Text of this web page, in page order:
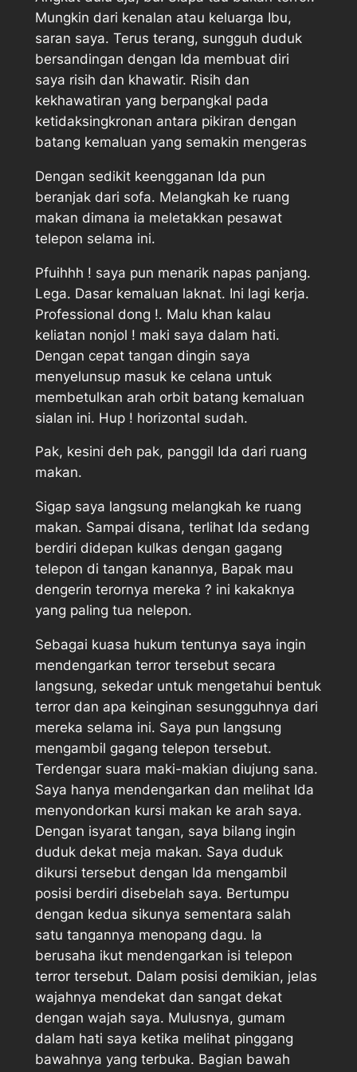
Mungkin dari kenalan atau keluarga Ibu,
saran saya. Terus terang, sungguh duduk
bersandingan dengan Ida membuat diri
saya risih dan khawatir. Risih dan
kekhawatiran yang berpangkal pada
ketidaksingkronan antara pikiran dengan
batang kemaluan yang semakin mengeras
Dengan sedikit keengganan Ida pun
beranjak dari sofa. Melangkah ke ruang
makan dimana ia meletakkan pesawat
telepon selama ini.
Pfuihhh ! saya pun menarik napas panjang.
Lega. Dasar kemaluan laknat. Ini lagi kerja.
Professional dong !. Malu khan kalau
keliatan nonjol ! maki saya dalam hati.
Dengan cepat tangan dingin saya
menyelunsup masuk ke celana untuk
membetulkan arah orbit batang kemaluan
sialan ini. Hup ! horizontal sudah.
Pak, kesini deh pak, panggil Ida dari ruang
makan.
Sigap saya langsung melangkah ke ruang
makan. Sampai disana, terlihat Ida sedang
berdiri didepan kulkas dengan gagang
telepon di tangan kanannya, Bapak mau
dengerin terornya mereka ? ini kakaknya
yang paling tua nelepon.
Sebagai kuasa hukum tentunya saya ingin
mendengarkan terror tersebut secara
langsung, sekedar untuk mengetahui bentuk
terror dan apa keinginan sesungguhnya dari
mereka selama ini. Saya pun langsung
mengambil gagang telepon tersebut.
Terdengar suara maki-makian diujung sana.
Saya hanya mendengarkan dan melihat Ida
menyondorkan kursi makan ke arah saya.
Dengan isyarat tangan, saya bilang ingin
duduk dekat meja makan. Saya duduk
dikursi tersebut dengan Ida mengambil
posisi berdiri disebelah saya. Bertumpu
dengan kedua sikunya sementara salah
satu tangannya menopang dagu. Ia
berusaha ikut mendengarkan isi telepon
terror tersebut. Dalam posisi demikian, jelas
wajahnya mendekat dan sangat dekat
dengan wajah saya. Mulusnya, gumam
dalam hati saya ketika melihat pinggang
bawahnya yang terbuka. Bagian bawah